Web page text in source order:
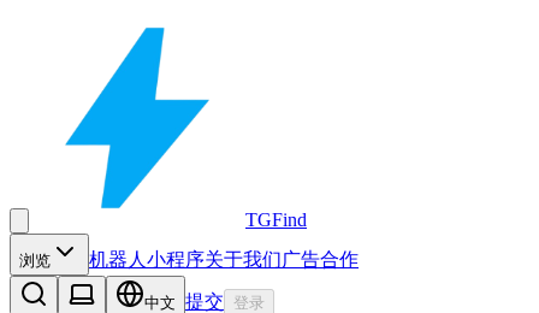
TGFind
浏览 机器人 小程序关于我们广告合作
中文 提交 登录